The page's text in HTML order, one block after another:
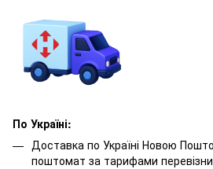
По Україні:
Доставка по Україні Новою
поштомат за тарифами